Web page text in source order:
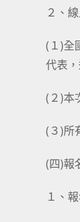
２、
(１)全
代表
(２)本
(３)所
(四)報
１、